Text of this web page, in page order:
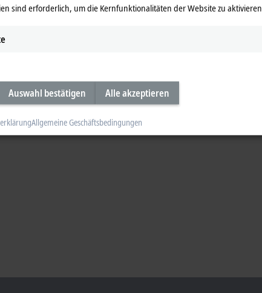
sind erforderlich, um die Kernfunktionalitäten der Website zu
Auswahl bestätigen Alle akzeptieren
Allgemeine Geschäftsbedingungen